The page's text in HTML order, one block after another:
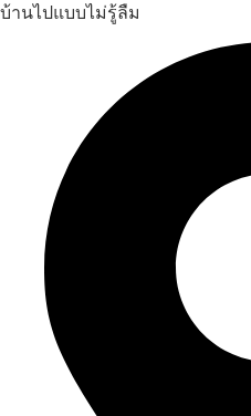
บ้านไปแบบไม่รู้ลืม